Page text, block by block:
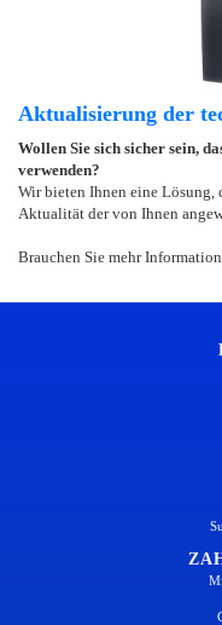
Aktualisierung der
Wollen Sie sich sicher sein,
verwenden?
Wir bieten Ihnen eine Lösung,
Aktualität der von Ihnen
Brauchen Sie mehr